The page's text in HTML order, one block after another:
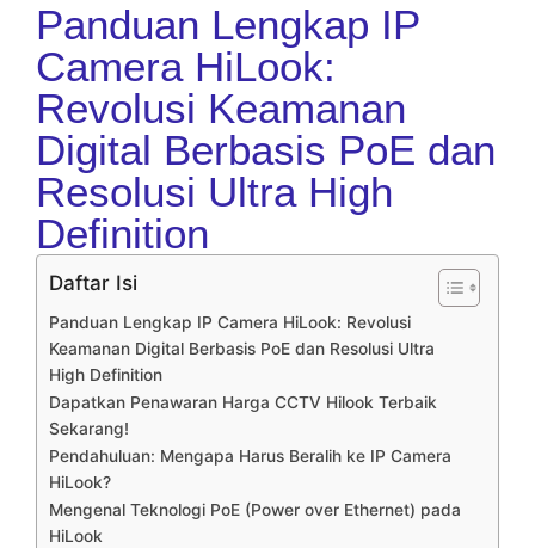
Panduan Lengkap IP
Camera HiLook:
Revolusi Keamanan
Digital Berbasis PoE dan
Resolusi Ultra High
Definition
Daftar Isi
Panduan Lengkap IP Camera HiLook: Revolusi
Keamanan Digital Berbasis PoE dan Resolusi Ultra
High Definition
Dapatkan Penawaran Harga CCTV Hilook Terbaik
Sekarang!
Pendahuluan: Mengapa Harus Beralih ke IP Camera
HiLook?
Mengenal Teknologi PoE (Power over Ethernet) pada
HiLook